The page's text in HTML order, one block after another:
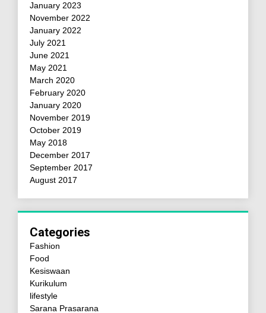
January 2023
November 2022
January 2022
July 2021
June 2021
May 2021
March 2020
February 2020
January 2020
November 2019
October 2019
May 2018
December 2017
September 2017
August 2017
Categories
Fashion
Food
Kesiswaan
Kurikulum
lifestyle
Sarana Prasarana